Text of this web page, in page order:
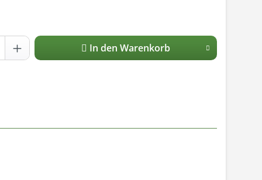
In den Warenkorb